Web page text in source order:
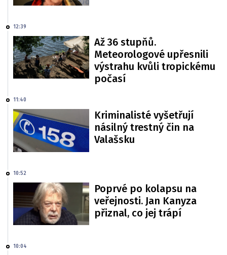
12:39
Až 36 stupňů.
Meteorologové upřesnili
výstrahu kvůli tropickému
počasí
11:40
Kriminalisté vyšetřují
násilný trestný čin na
Valašsku
10:52
Poprvé po kolapsu na
veřejnosti. Jan Kanyza
přiznal, co jej trápí
10:04